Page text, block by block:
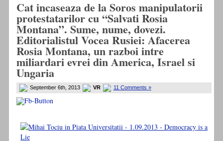
Cat incaseaza de la Soros manipulatorii
protestatarilor cu “Salvati Rosia
Montana”. Sume, nume, dovezi.
Editorialistul Vocea Rusiei: Afacerea
Rosia Montana, un razboi intre
miliardari evrei din America, Israel si
Ungaria
September 6th, 2013 VR 11 Comments »